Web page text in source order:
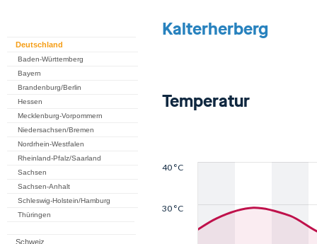
Deutschland
Baden-Württemberg
Bayern
Brandenburg/Berlin
Hessen
Mecklenburg-Vorpommern
Niedersachsen/Bremen
Nordrhein-Westfalen
Rheinland-Pfalz/Saarland
Sachsen
Sachsen-Anhalt
Schleswig-Holstein/Hamburg
Thüringen
Schweiz